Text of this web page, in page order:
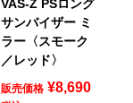
VAS-Z PSロング
サンバイザー ミ
ラー〈スモーク
／レッド〉
販売価格 ¥8,690